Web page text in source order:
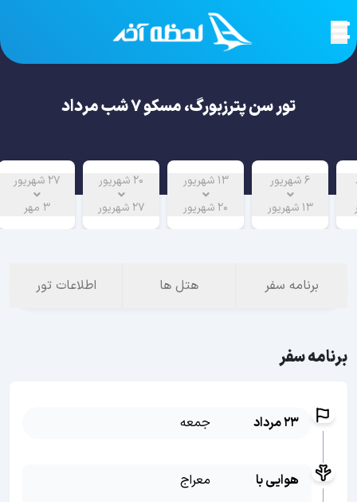
تور سن پترزبورگ، مسکو 7 شب مرداد
6 شهریور
13 شهریور
13 شهریور
20 شهریور
20 شهریور
27 شهریور
27 شهریور
3 مهر
برنامه سفر هتل ها اطلاعات تور
برنامه سفر
23 مرداد جمعه
هوایی با
معراج